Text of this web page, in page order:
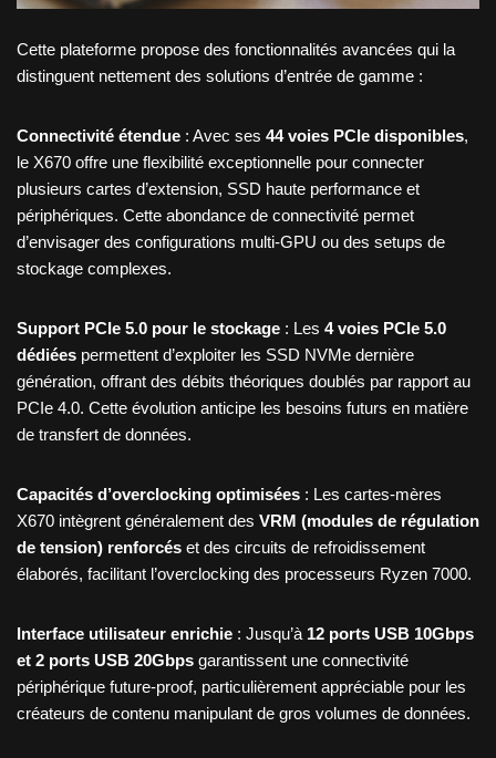
Cette plateforme propose des fonctionnalités avancées qui la
distinguent nettement des solutions d’entrée de gamme :
Connectivité étendue : Avec ses 44 voies PCIe disponibles,
le X670 offre une flexibilité exceptionnelle pour connecter
plusieurs cartes d’extension, SSD haute performance et
périphériques. Cette abondance de connectivité permet
d’envisager des configurations multi-GPU ou des setups de
stockage complexes.
Support PCIe 5.0 pour le stockage : Les 4 voies PCIe 5.0
dédiées permettent d’exploiter les SSD NVMe dernière
génération, offrant des débits théoriques doublés par rapport au
PCIe 4.0. Cette évolution anticipe les besoins futurs en matière
de transfert de données.
Capacités d’overclocking optimisées : Les cartes-mères
X670 intègrent généralement des VRM (modules de régulation
de tension) renforcés et des circuits de refroidissement
élaborés, facilitant l’overclocking des processeurs Ryzen 7000.
Interface utilisateur enrichie : Jusqu’à 12 ports USB 10Gbps
et 2 ports USB 20Gbps garantissent une connectivité
périphérique future-proof, particulièrement appréciable pour les
créateurs de contenu manipulant de gros volumes de données.